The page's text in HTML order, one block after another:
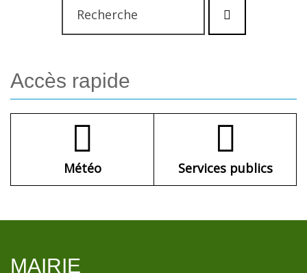
Lancer
Accès rapide
Météo Services publics
MAIRIE